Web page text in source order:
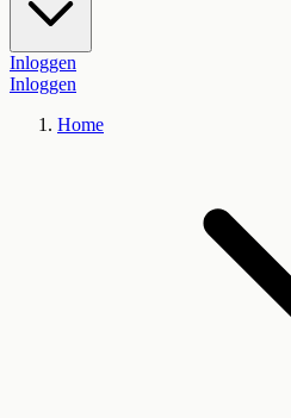
Inloggen
Inloggen
Home